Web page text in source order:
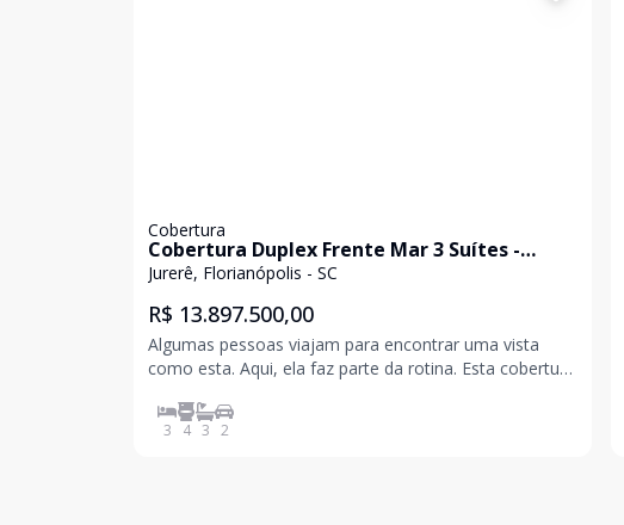
Cobertura
Cobertura Duplex Frente Mar 3 Suítes -
Jurerê
Jurerê, Florianópolis - SC
R$ 13.897.500,00
Algumas pessoas viajam para encontrar uma vista
como esta. Aqui, ela faz parte da rotina. Esta cobertura
paisagem como protagonista. A vista definitiva para a
Praia de Jurerê acompanha os principais ambient
3 4 3 2